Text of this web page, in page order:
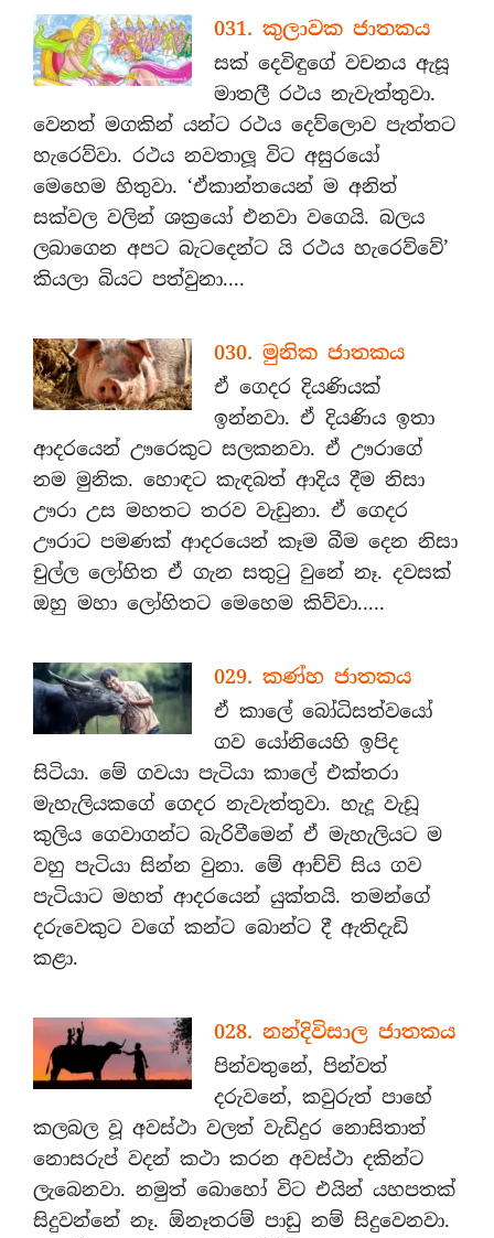
031. කුලාවක ජාතකය
සක් දෙවිඳුගේ වචනය ඇසූ
මාතලී රථය නැවැත්තුවා.
වෙනත් මගකින් යන්ට රථය දෙව්ලොව පැත්තට
හැරෙව්වා. රථය නවතාලූ විට අසුරයෝ
මෙහෙම හිතුවා. ‘ඒකාන්තයෙන් ම අනිත්
සක්වල වලින් ශක්‍රයෝ එනවා වගෙයි. බලය
ලබාගෙන අපට බැටදෙන්ට යි රථය හැරෙව්වේ’
කියලා බියට පත්වුනා....
030. මුනික ජාතකය
ඒ ගෙදර දියණියක්
ඉන්නවා. ඒ දියණිය ඉතා
ආදරයෙන් ඌරෙකුට සලකනවා. ඒ ඌරාගේ
නම මුනික. හොඳට කැඳබත් ආදිය දීම නිසා
ඌරා උස මහතට තරව වැඩුනා. ඒ ගෙදර
ඌරාට පමණක් ආදරයෙන් කෑම බීම දෙන නිසා
චුල්ල ලෝහිත ඒ ගැන සතුටු වුනේ නෑ. දවසක්
ඔහු මහා ලෝහිතට මෙහෙම කිව්වා.....
029. කණ්හ ජාතකය
ඒ කාලේ බෝධිසත්වයෝ
ගව යෝනියෙහි ඉපිද
සිටියා. මේ ගවයා පැටියා කාලේ එක්තරා
මැහැලියකගේ ගෙදර නැවැත්තුවා. හැදූ වැඩූ
කුලිය ගෙවාගන්ට බැරිවීමෙන් ඒ මැහැලියට ම
වහු පැටියා සින්න වුනා. මේ ආච්චි සිය ගව
පැටියාට මහත් ආදරයෙන් යුක්තයි. තමන්ගේ
දරුවෙකුට වගේ කන්ට බොන්ට දී ඇතිදැඩි
කළා.
028. නන්දිවිසාල ජාතකය
පින්වතුනේ, පින්වත්
දරුවනේ, කවුරුත් පාහේ
කලබල වූ අවස්ථා වලත් වැඩිදුර නොසිතාත්
නොසරුප් වදන් කථා කරන අවස්ථා දකින්ට
ලැබෙනවා. නමුත් බොහෝ විට එයින් යහපතක්
සිදුවන්නේ නෑ. ඕනෑතරම් පාඩු නම් සිදුවෙනවා.